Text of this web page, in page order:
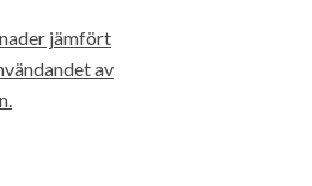
jämfört
av